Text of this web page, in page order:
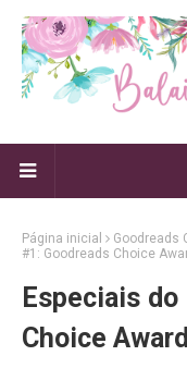
Página inicial Goodreads
#1: Goodreads Choice
Especiais
Choice